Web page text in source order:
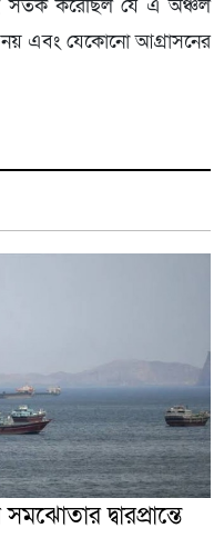
সতর্ক করেছিল যে এ অঞ্চল
নয় এবং যেকোনো আগ্রাসনের
দ্বারপ্রান্তে